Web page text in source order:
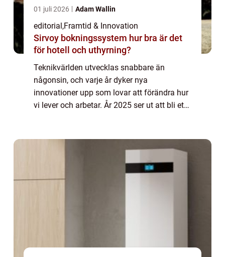
01 juli 2026 Adam Wallin
editorial ,Framtid & Innovation
Sirvoy bokningssystem hur bra är det
för hotell och uthyrning?
Teknikvärlden utvecklas snabbare än
någonsin, och varje år dyker nya
innovationer upp som lovar att förändra hur
vi lever och arbetar. År 2025 ser ut att bli ett